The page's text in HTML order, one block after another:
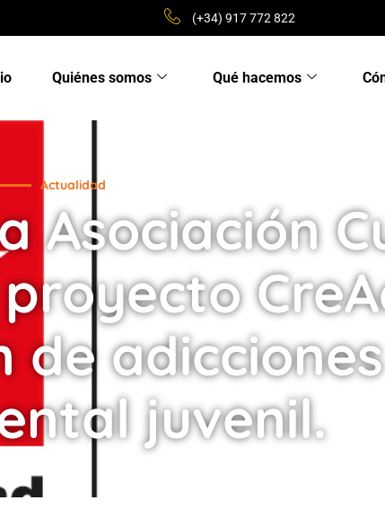
(+34) 917 772 822
Quiénes somos Qué hacemos
Actualidad
Asociación
de
juvenil.